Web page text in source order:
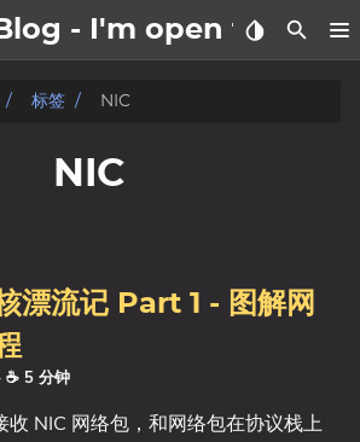
- I'm open to work |
标签 NIC
NIC
漂流记 Part 1 - 图解网
☕ 5 分钟
收 NIC 网络包，和网络包在协议栈上